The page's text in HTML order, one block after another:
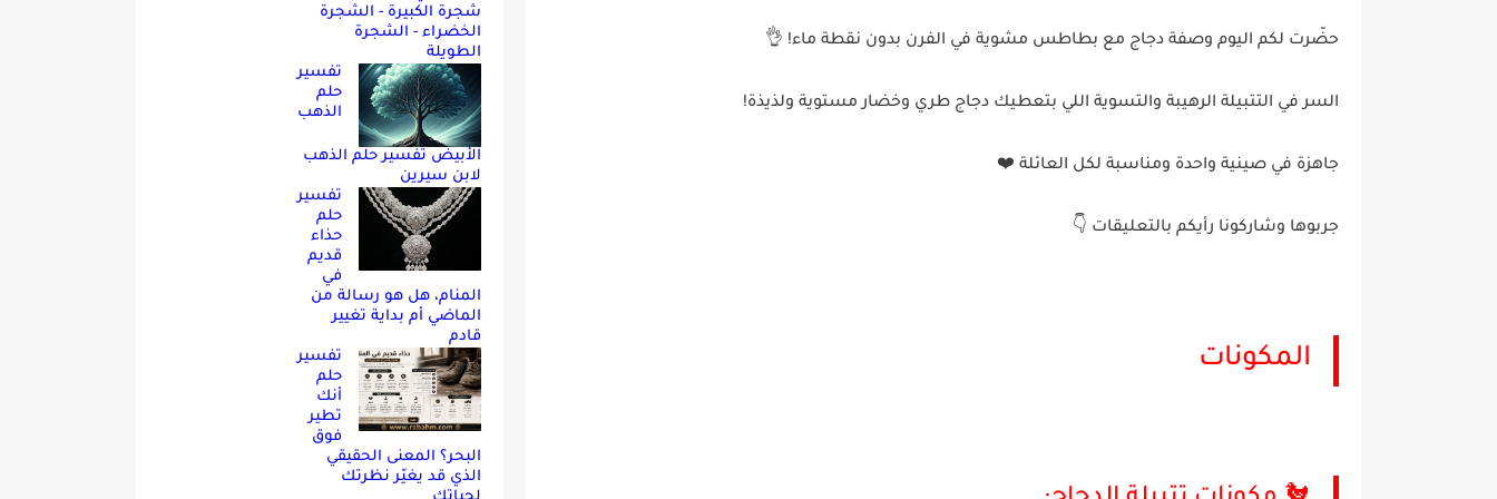
حضّرت لكم اليوم وصفة دجاج مع بطاطس مشوية في الفرن بدون نقطة ماء! 👌
السر في التتبيلة الرهيبة والتسوية اللي بتعطيك دجاج طري وخضار مستوية ولذيذة!
جاهزة في صينية واحدة ومناسبة لكل العائلة ❤️
جربوها وشاركونا رأيكم بالتعليقات 👇
المكونات
شجرة الكبيرة - الشجرة
الخضراء - الشجرة
الطويلة
تفسير
حلم
الذهب
الأبيض تفسير حلم الذهب
لابن سيرين
تفسير
حلم
حذاء
قديم
في
المنام، هل هو رسالة من
الماضي أم بداية تغيير
قادم
تفسير
حلم
أنك
تطير
فوق
البحر؟ المعنى الحقيقي
الذي قد يغيّر نظرتك